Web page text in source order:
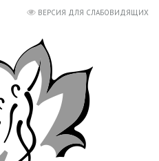
ВЕРСИЯ ДЛЯ СЛАБОВИДЯЩИХ